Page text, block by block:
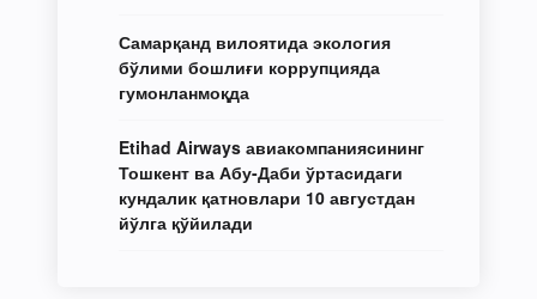
Самарқанд вилоятида экология
бўлими бошлиғи коррупцияда
гумонланмоқда
Etihad Airways авиакомпаниясининг
Тошкент ва Абу-Даби ўртасидаги
кундалик қатновлари 10 августдан
йўлга қўйилади